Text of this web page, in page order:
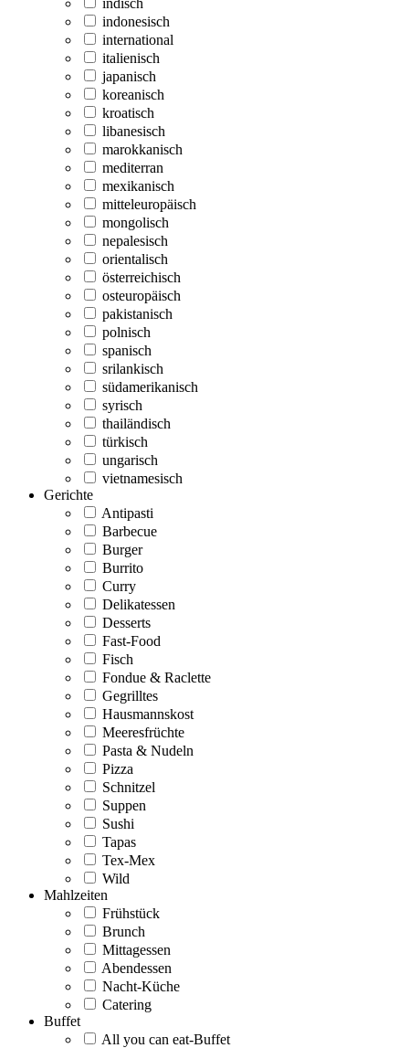
indonesisch
international
italienisch
japanisch
koreanisch
kroatisch
libanesisch
marokkanisch
mediterran
mexikanisch
mitteleuropäisch
mongolisch
nepalesisch
orientalisch
österreichisch
osteuropäisch
pakistanisch
polnisch
spanisch
srilankisch
südamerikanisch
syrisch
thailändisch
türkisch
ungarisch
vietnamesisch
Gerichte
Antipasti
Barbecue
Burger
Burrito
Curry
Delikatessen
Desserts
Fast-Food
Fisch
Fondue & Raclette
Gegrilltes
Hausmannskost
Meeresfrüchte
Pasta & Nudeln
Pizza
Schnitzel
Suppen
Sushi
Tapas
Tex-Mex
Wild
Mahlzeiten
Frühstück
Brunch
Mittagessen
Abendessen
Nacht-Küche
Catering
Buffet
All you can eat-Buffet